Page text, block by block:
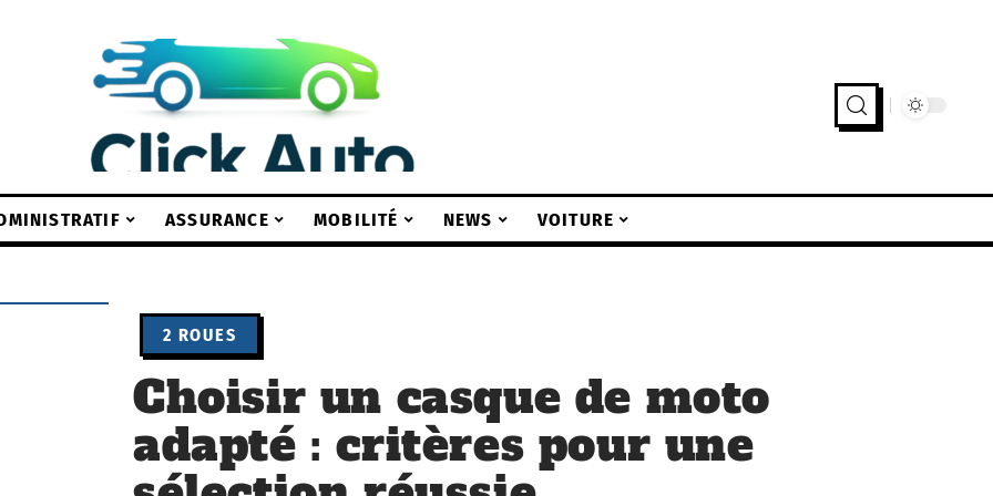
ASSURANCE MOBILITÉ NEWS VOITURE
2 ROUES
Choisir un casque de moto
adapté : critères pour une